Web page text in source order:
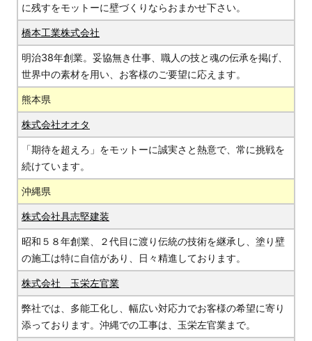
に残すをモットーに壁づくりならおまかせ下さい。
橋本工業株式会社
明治38年創業。妥協無き仕事、職人の技と魂の伝承を掲げ、
世界中の素材を用い、お客様のご要望に応えます。
熊本県
株式会社オオタ
「期待を超えろ」をモットーに誠実さと熱意で、常に挑戦を
続けています。
沖縄県
株式会社具志堅建装
昭和５８年創業、２代目に渡り伝統の技術を継承し、塗り壁
の施工は特に自信があり、日々精進しております。
株式会社 玉栄左官業
弊社では、多能工化し、幅広い対応力でお客様の希望に寄り
添っております。沖縄での工事は、玉栄左官業まで。